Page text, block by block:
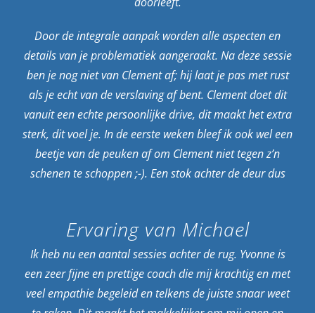
Door de integrale aanpak worden alle aspecten en
details van je problematiek aangeraakt. Na deze sessie
ben je nog niet van Clement af; hij laat je pas met rust
als je echt van de verslaving af bent. Clement doet dit
vanuit een echte persoonlijke drive, dit maakt het extra
sterk, dit voel je. In de eerste weken bleef ik ook wel een
beetje van de peuken af om Clement niet tegen z’n
schenen te schoppen ;-). Een stok achter de deur dus
Ervaring van Michael
Ik heb nu een aantal sessies achter de rug. Yvonne is
een zeer fijne en prettige coach die mij krachtig en met
veel empathie begeleid en telkens de juiste snaar weet